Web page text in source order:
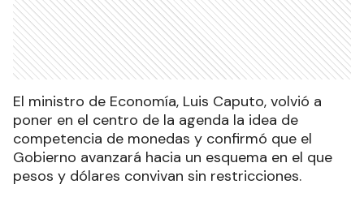
El ministro de Economía, Luis Caputo, volvió a
poner en el centro de la agenda la idea de
competencia de monedas y confirmó que el
Gobierno avanzará hacia un esquema en el que
pesos y dólares convivan sin restricciones.